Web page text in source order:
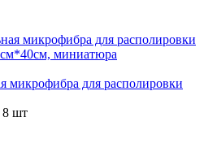
микрофибра для располировки
8 шт